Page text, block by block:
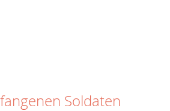
Soldaten